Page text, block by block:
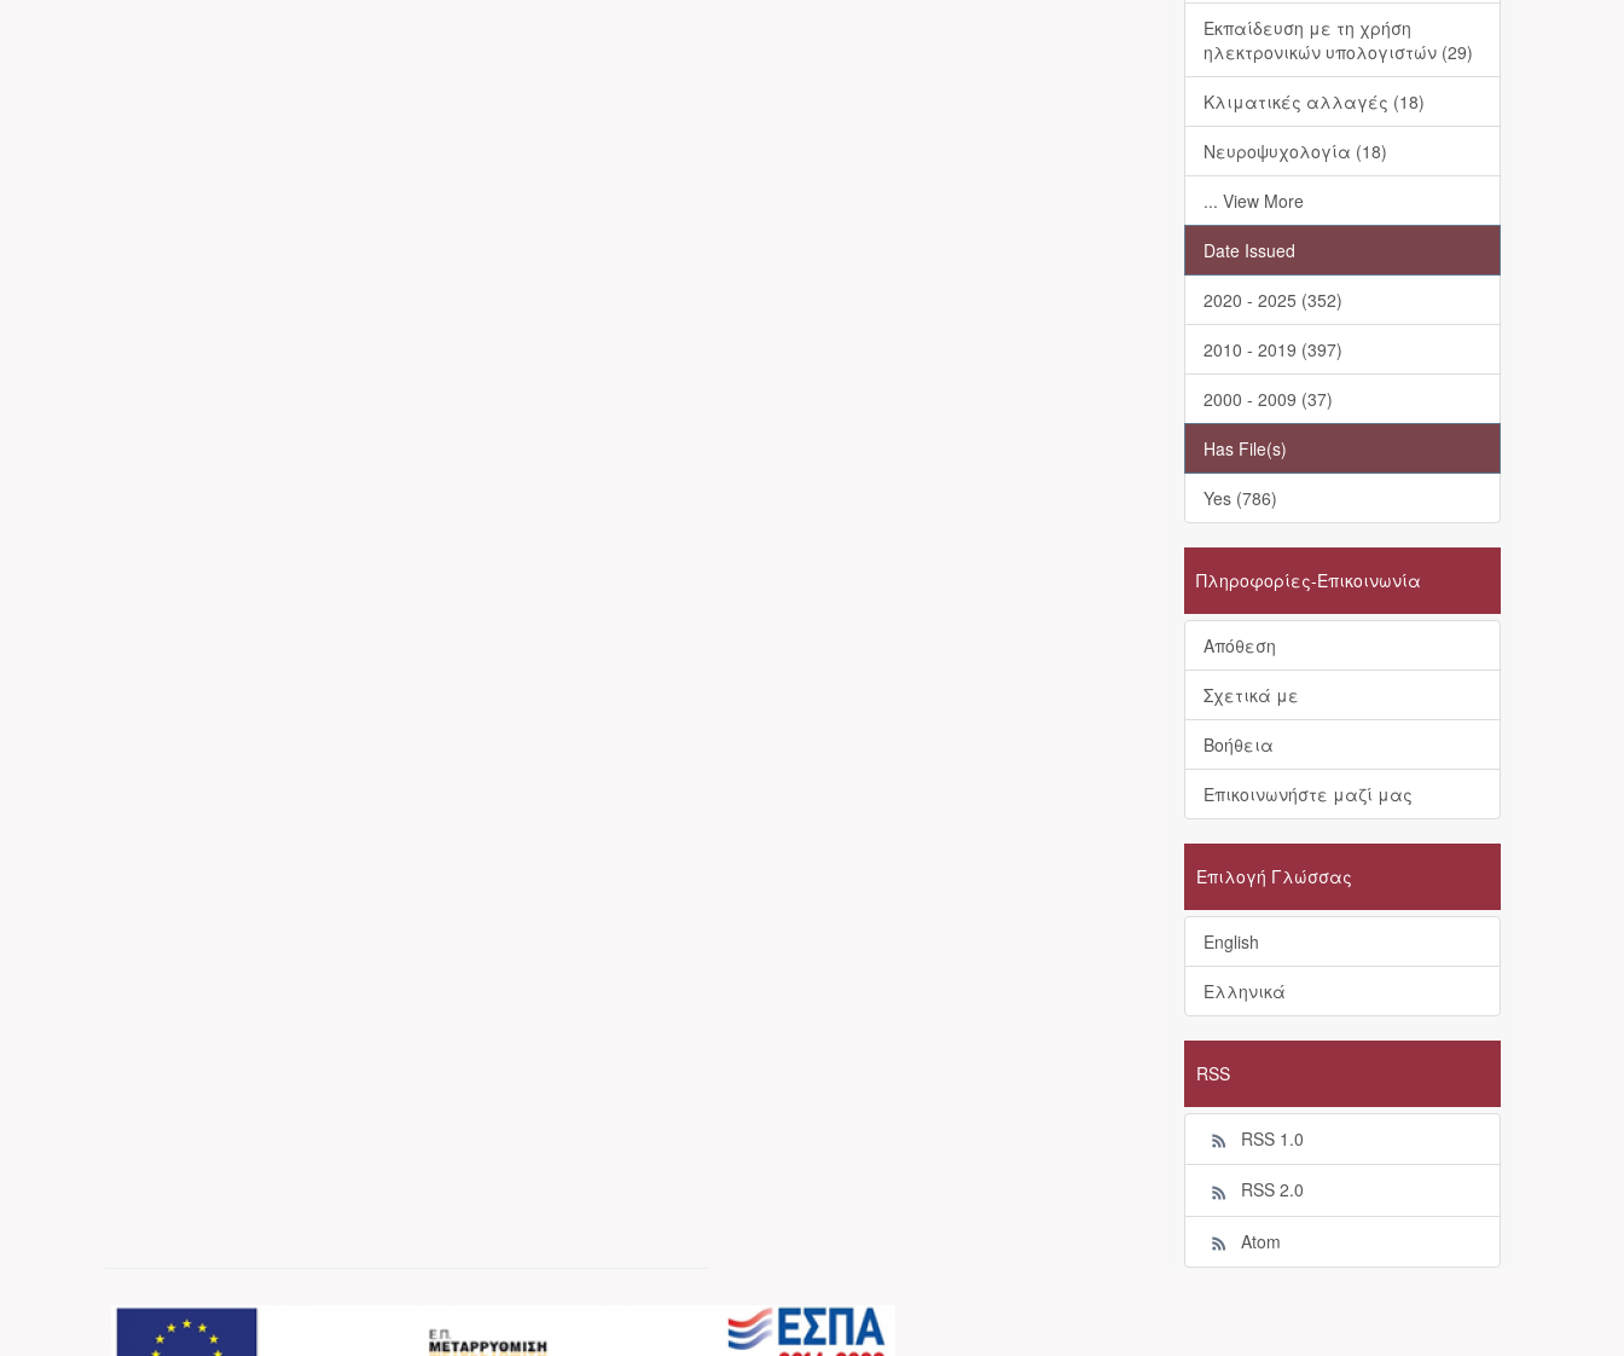
Εκπαίδευση με τη χρήση
ηλεκτρονικών υπολογιστών (29)
Κλιματικές αλλαγές (18)
Νευροψυχολογία (18)
... View More
Date Issued
2020 - 2025 (352)
2010 - 2019 (397)
2000 - 2009 (37)
Has File(s)
Yes (786)
Πληροφορίες-Επικοινωνία
Απόθεση
Σχετικά με
Βοήθεια
Επικοινωνήστε μαζί μας
Επιλογή Γλώσσας
English
Ελληνικά
RSS
RSS 1.0
RSS 2.0
Atom